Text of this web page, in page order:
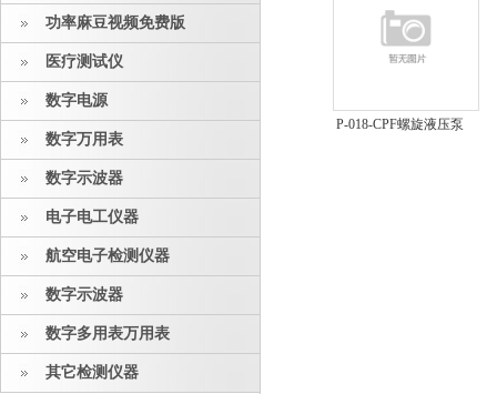
功率麻豆视频免费版
医疗测试仪
数字电源
数字万用表
数字示波器
电子电工仪器
航空电子检测仪器
数字示波器
数字多用表万用表
其它检测仪器
P-018-CPF螺旋液压泵